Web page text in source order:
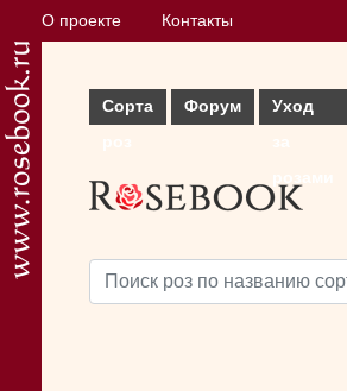
О проекте Контакты
Сорта
Форум
Уход